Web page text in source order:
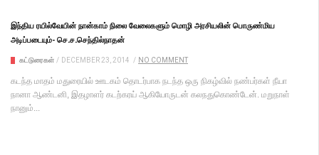
இந்திய ரயில்வேயின் நான்காம் நிலை வேலைகளும் மொழி அரசியலின் பொருண்மிய
அடிப்படையும்- செ.ச.செந்தில்நாதன்
கட்டுரைகள் / DECEMBER 23, 2014 / NO COMMENT
கடந்த மாதம் மதுரையில் ஊடகம் தொடர்பாக நடந்த ஒரு நிகழ்வில் நண்பர்கள் நீயா
நானா ஆண்டனி, இதழாளர் கடற்கரய் ஆகியோருடன் கலநதுகொண்டேன். மறுநாள்
நானும்...